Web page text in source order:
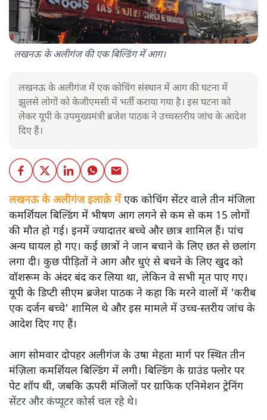
लखनऊ के अलीगंज की एक बिल्डिंग में आग।
लखनऊ के अलीगंज में एक कोचिंग संस्थान में आग की घटना में
झुलसे लोगों को केजीएमसी में भर्ती कराया गया है। इस घटना को
लेकर यूपी के उपमुख्यमंत्री ब्रजेश पाठक ने उच्चस्तरीय जांच के आदेश
दिए हैं।
लखनऊ के अलीगंज इलाक़े मेंएक कोचिंग सेंटर वाले तीन मंजिला
कमर्शियल बिल्डिंग में भीषण आग लगने से कम से कम 15 लोगों
की मौत हो गई। इनमें ज्यादातर बच्चे और छात्र शामिल हैं। पांच
अन्य घायल हो गए। कई छात्रों ने जान बचाने के लिए छत से छलांग
लगा दी। कुछ पीड़ितों ने आग और धुएं से बचने के लिए खुद को
वॉशरूम के अंदर बंद कर लिया था, लेकिन वे सभी मृत पाए गए।
यूपी के डिप्टी सीएम ब्रजेश पाठक ने कहा कि मरने वालों में 'करीब
एक दर्जन बच्चे' शामिल थे और इस मामले में उच्च-स्तरीय जांच के
आदेश दिए गए हैं।
आग सोमवार दोपहर अलीगंज के उषा मेहता मार्ग पर स्थित तीन
मंज़िला कमर्शियल बिल्डिंग में लगी। बिल्डिंग के ग्राउंड फ्लोर पर
पेट शॉप थी, जबकि ऊपरी मंजिलों पर ग्राफिक एनिमेशन ट्रेनिंग
सेंटर और कंप्यूटर कोर्स चल रहे थे।